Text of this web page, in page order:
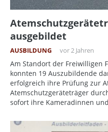
ausgebildet
AUSBILDUNG vor 2 Jahren
Am Standort der Freiwilligen
konnten 19 Auszubildende
erfolgreich ihre Prüfung zur
Atemschutzgeräteträger
sofort ihre Kameradinnen